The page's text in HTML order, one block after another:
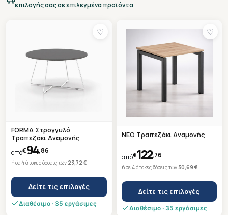
επιλογής σας σε επιλεγμένα προϊόντα
♡
FORMA Στρογγυλό
Τραπεζάκι Αναμονής
από€94,86
ή σε 4 άτοκες δόσεις των 23,72 €
Δείτε τις επιλογές
ThisΔιαθέσιμο · 35 εργάσιμες
♡
NEO Τραπεζάκι Αναμονής
από€122,76
ή σε 4 άτοκες δόσεις των 30,69 €
Δείτε τις επιλογές
ThisΔιαθέσιμο · 35 εργάσιμες